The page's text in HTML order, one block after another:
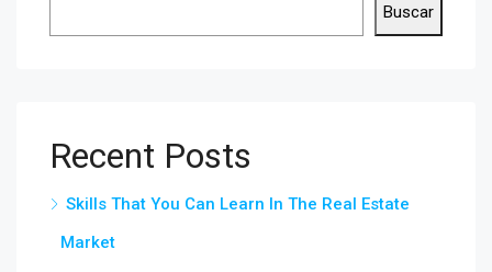
Buscar
Recent Posts
Skills That You Can Learn In The Real Estate
Market